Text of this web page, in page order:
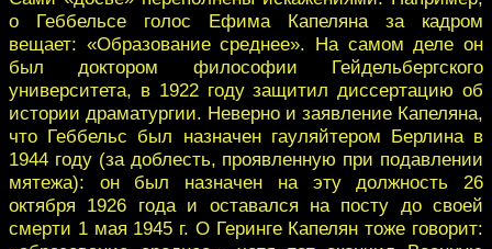
о Геббельсе голос Ефима Капеляна за кадром
вещает: «Образование среднее». На самом деле он
был доктором философии Гейдельбергского
университета, в 1922 году защитил диссертацию об
истории драматургии. Неверно и заявление Капеляна,
что Геббельс был назначен гауляйтером Берлина в
1944 году (за доблесть, проявленную при подавлении
мятежа): он был назначен на эту должность 26
октября 1926 года и оставался на посту до своей
смерти 1 мая 1945 г. О Геринге Капелян тоже говорит: